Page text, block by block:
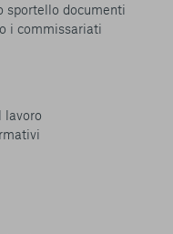
sportello documenti
i commissariati
lavoro